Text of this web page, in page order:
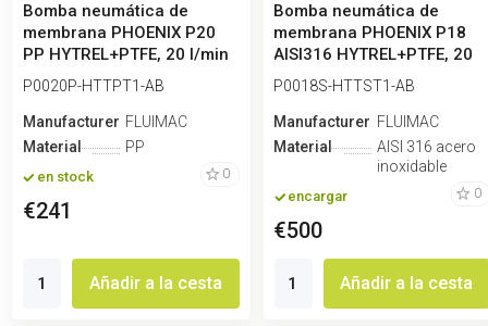
Bomba neumática de
membrana PHOENIX P20
PP HYTREL+PTFE, 20 l/min
para ácido
P0020P-HTTPT1-AB
ManufactureroFLUIMAC
Material
PP
en stock 0
€241
Añadir a la cesta
Bomba neumática de
membrana PHOENIX P18
AISI316 HYTREL+PTFE, 20
l/min para ál...
P0018S-HTTST1-AB
ManufactureroFLUIMAC
Material
AISI 316 acero
inoxidable
encargar 0
€500
Añadir a la cesta